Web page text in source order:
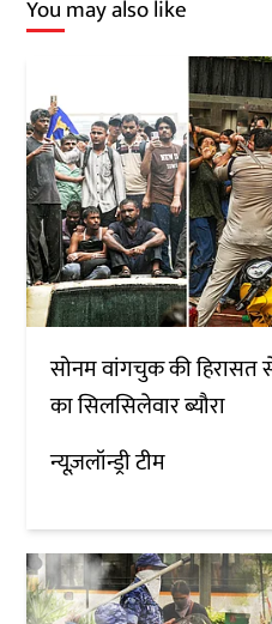
You may also like
सोनम वांगचुक की हिरासत
का सिलसिलेवार ब्यौरा
न्यूज़लॉन्ड्री टीम